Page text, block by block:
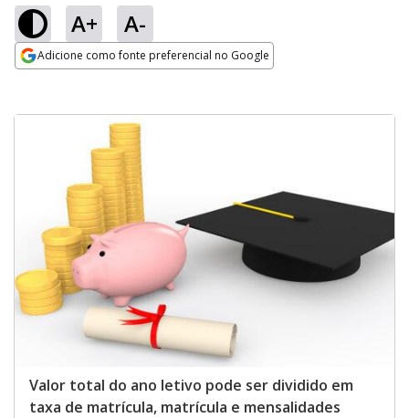
A+ A-
Adicione como fonte preferencial no Google
Valor total do ano letivo pode ser dividido em
taxa de matrícula, matrícula e mensalidades